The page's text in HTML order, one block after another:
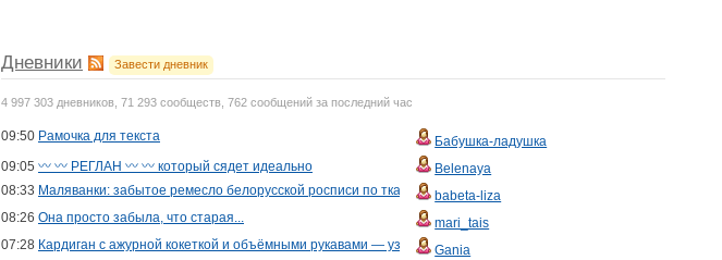
Дневники Завести дневник
4 997 303 дневников, 71 293 сообществ, 762 сообщений за последний час
09:50 Рамочка для текста
Бабушка-ладушка
09:05 〰️ 〰 ️РЕГЛАН 〰 ️〰️ который сядет идеально
Belenaya
08:33 Маляванки: забытое ремесло белорусской росписи по ткани
babeta-liza
08:26 Она просто забыла, что старая...
mari_tais
07:28 Кардиган с ажурной кокеткой и объёмными рукавами — узор "медвежьи лапки"
Gania